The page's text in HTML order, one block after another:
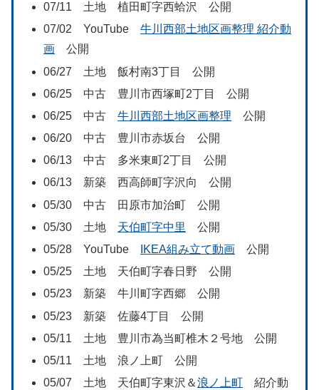
07/11 土地 植田町字西蛤沢 公開
07/02 YouTube 牛川西部土地区画整理 紹介動
画公開
06/27 土地 飯村南3丁目 公開
06/25 中古 豊川市西塚町2丁目 公開
06/25 中古 牛川西部土地区画整理 公開
06/20 中古 豊川市赤坂台 公開
06/13 中古 多米東町2丁目 公開
06/13 新築 西高師町字沢向 公開
05/30 中古 田原市加治町 公開
05/30 土地 天伯町字中里
公開
05/28 YouTube
IKEA組み立て動画公開
05/25 土地 天伯町字春日野 公開
05/23 新築 牛川町字西郷 公開
05/23 新築 佐藤4丁目 公開
05/11 土地 豊川市為当町椎木２号地 公開
05/11 土地 浪ノ上町 公開
05/07 土地 天伯町字東沢＆浪ノ上町紹介動